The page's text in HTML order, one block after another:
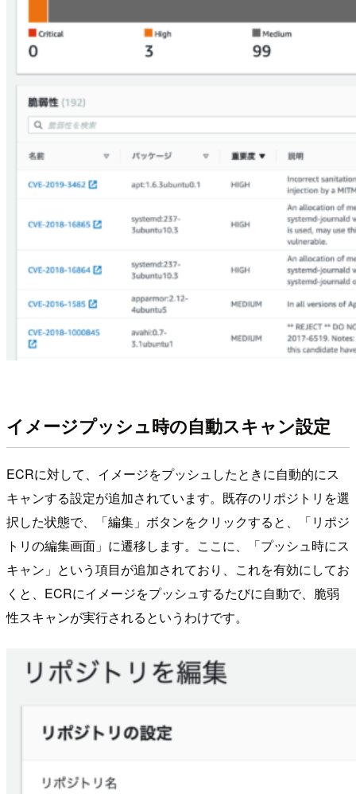
イメージプッシュ時の自動スキャン設定
ECRに対して、イメージをプッシュしたときに自動的にス
キャンする設定が追加されています。既存のリポジトリを選
択した状態で、「編集」ボタンをクリックすると、「リポジ
トリの編集画面」に遷移します。ここに、「プッシュ時にス
キャン」という項目が追加されており、これを有効にしてお
くと、ECRにイメージをプッシュするたびに自動で、脆弱
性スキャンが実行されるというわけです。